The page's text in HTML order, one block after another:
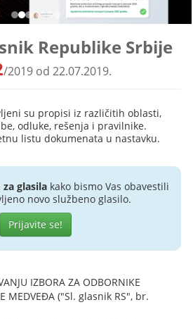
Republike Srbije
/2019 od 22.07.2019.
su propisi iz različitih oblasti,
odluke, rešenja i pravilnike.
listu dokumenata u nastavku.
glasilakako bismo Vas obavestili
novo službeno glasilo.
Prijavite se!
IZBORA ZA ODBORNIKE
MEDVEĐA ("Sl. glasnik RS", br.